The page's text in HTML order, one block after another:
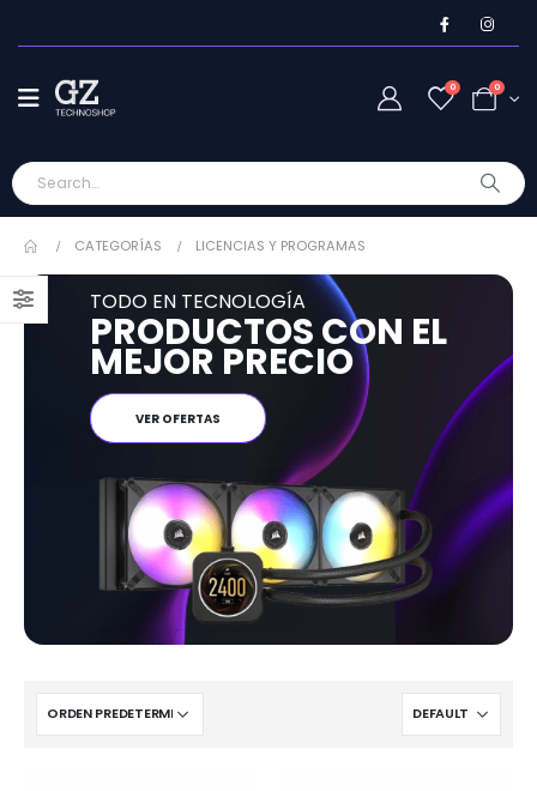
0 0
CATEGORÍAS LICENCIAS Y PROGRAMAS
TODO EN TECNOLOGÍA
PRODUCTOS CON EL
MEJOR PRECIO
VER OFERTAS